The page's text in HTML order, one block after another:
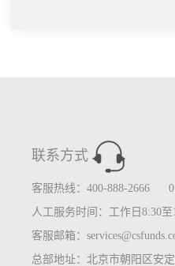
联系方式
客服热线：400-888-2666
人工服务时间：工作日8:30至
客服邮箱：
总部地址：北京市朝阳区安